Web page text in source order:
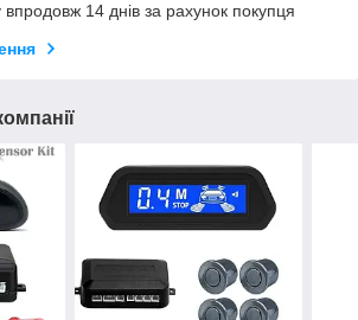
14 днів за рахунок покупця